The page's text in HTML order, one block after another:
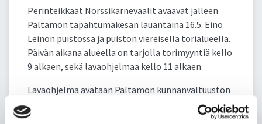
Perinteikkäät Norssikarnevaalit avaavat jälleen
Paltamon tapahtumakesän lauantaina 16.5. Eino
Leinon puistossa ja puiston viereisellä torialueella.
Päivän aikana alueella on tarjolla torimyyntiä kello
9 alkaen, sekä lavaohjelmaa kello 11 alkaen.
Lavaohjelma avataan Paltamon kunnanvaltuuston
2. varapuheenjohtaja Maarit Rajatalon
tervehdyksellä, minkä jälkeen vuorossa on